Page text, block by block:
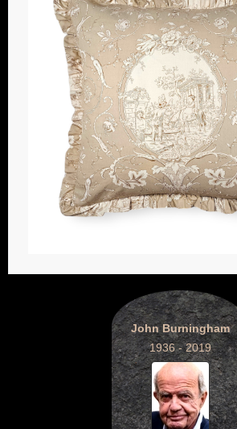
John Burningham
1936 - 2019